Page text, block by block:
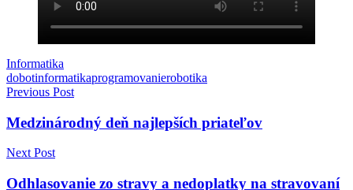
Informatika
dobotinformatikaprogramovanierobotika
Navigácia
v
Previous Post
Medzinárodný deň najlepších priateľov
Next Post
Odhlasovanie zo stravy a nedoplatky na stravovaní